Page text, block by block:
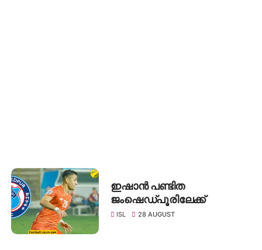
ഇഷാൻ പണ്ടിത
ജംഷെഡ്പൂരിലേക്ക്
ISL 28 AUGUST